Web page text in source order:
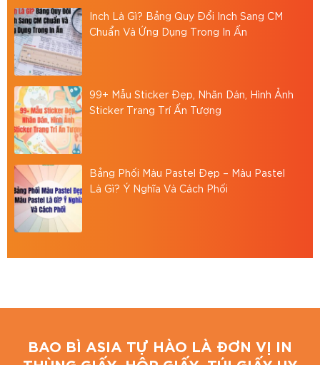
Email: baobiasiavn@gmail.com
Website: https://baobiasia.com
Inch Là Gì? Bảng Quy Đổi Inch Sang CM
Chuẩn Và Ứng Dụng Trong In Ấn
99+ Mẫu Sticker Đẹp, Nhãn Dán, Hình Ảnh
Sticker Trang Trí Ấn Tượng
Bảng Phối Màu Pastel Đẹp – Màu Pastel
Là Gì? Ý Nghĩa Và Cách Phối
BAO BÌ ASIA TỰ HÀO LÀ ĐƠN VỊ IN